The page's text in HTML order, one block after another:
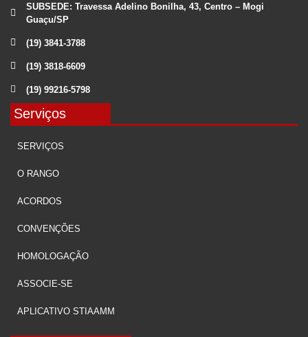
SUBSEDE: Travessa Adelino Bonilha, 43, Centro – Mogi
Guaçu/SP
(19) 3841-3788
(19) 3818-6609
(19) 99216-5798
Serviços
SERVIÇOS
O RANGO
ACORDOS
CONVENÇÕES
HOMOLOGAÇÃO
ASSOCIE-SE
APLICATIVO STIAAMM